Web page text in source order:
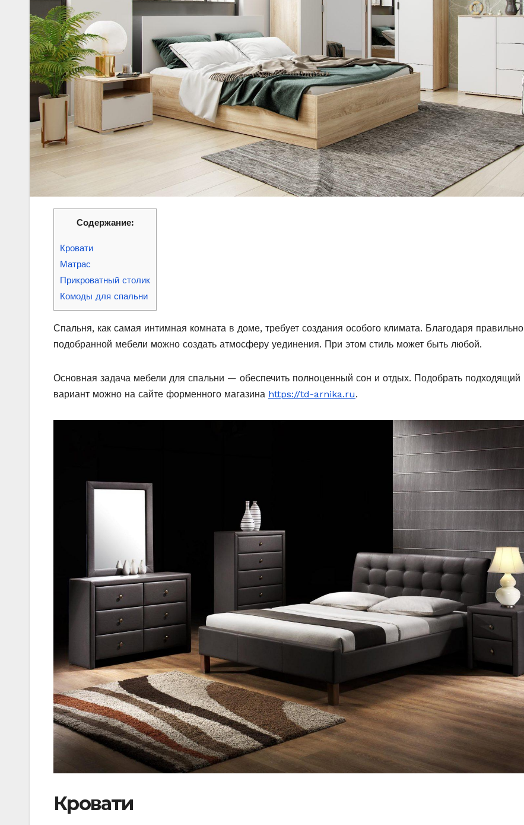
Содержание:
Кровати
Матрас
Прикроватный столик
Комоды для спальни
Спальня, как самая интимная комната в доме, требует создания особого климата. Благодаря правильно
подобранной мебели можно создать атмосферу уединения. При этом стиль может быть любой.
Основная задача мебели для спальни — обеспечить полноценный сон и отдых. Подобрать подходящий
вариант можно на сайте форменного магазина https://td-arnika.ru.
Кровати